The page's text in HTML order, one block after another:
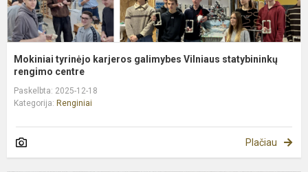
Mokiniai tyrinėjo karjeros galimybes Vilniaus statybininkų
rengimo centre
Paskelbta: 2025-12-18
Kategorija: Renginiai
Plačiau